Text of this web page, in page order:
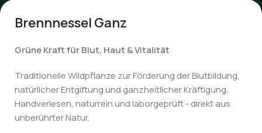
Brennnessel Ganz
Grüne Kraft für Blut, Haut & Vitalität
Traditionelle Wildpflanze zur Förderung der Blutbildung,
natürlicher Entgiftung und ganzheitlicher Kräftigung.
Handverlesen, naturrein und laborgeprüft - direkt aus
unberührter Natur.